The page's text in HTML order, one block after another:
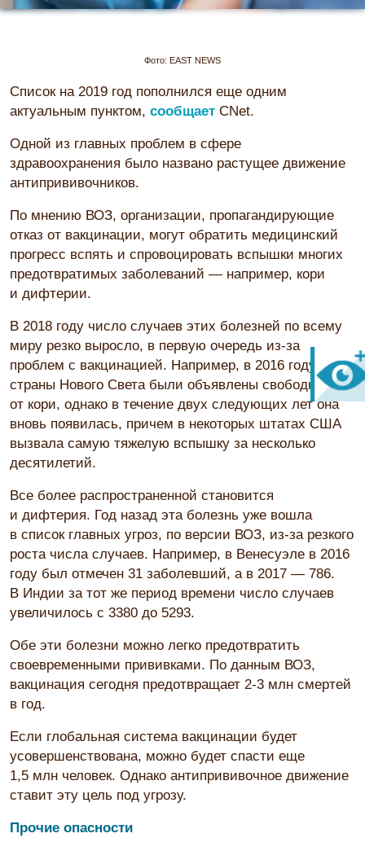
Фото: EAST NEWS
Список на 2019 год пополнился еще одним
актуальным пунктом, сообщает CNet.
Одной из главных проблем в сфере
здравоохранения было названо растущее движение
антипрививочников.
По мнению ВОЗ, организации, пропагандирующие
отказ от вакцинации, могут обратить медицинский
прогресс вспять и спровоцировать вспышки многих
предотвратимых заболеваний — например, кори
и дифтерии.
В 2018 году число случаев этих болезней по всему
миру резко выросло, в первую очередь из-за
проблем с вакцинацией. Например, в 2016 году
страны Нового Света были объявлены свободными
от кори, однако в течение двух следующих лет она
вновь появилась, причем в некоторых штатах США
вызвала самую тяжелую вспышку за несколько
десятилетий.
Все более распространенной становится
и дифтерия. Год назад эта болезнь уже вошла
в список главных угроз, по версии ВОЗ, из-за резкого
роста числа случаев. Например, в Венесуэле в 2016
году был отмечен 31 заболевший, а в 2017 — 786.
В Индии за тот же период времени число случаев
увеличилось с 3380 до 5293.
Обе эти болезни можно легко предотвратить
своевременными прививками. По данным ВОЗ,
вакцинация сегодня предотвращает 2-3 млн смертей
в год.
Если глобальная система вакцинации будет
усовершенствована, можно будет спасти еще
1,5 млн человек. Однако антипрививочное движение
ставит эту цель под угрозу.
Прочие опасности